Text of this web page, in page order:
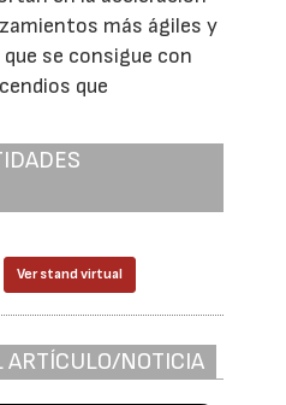
más ágiles y
se consigue con
que
Ver stand virtual
ARTÍCULO/NOTICIA